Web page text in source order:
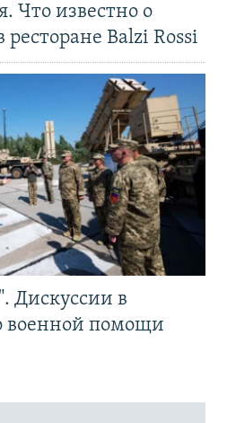
Что известно о
Balzi Rossi
Дискуссии в
военной помощи